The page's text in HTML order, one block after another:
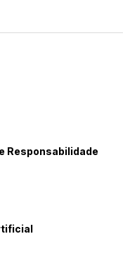
Responsabilidade